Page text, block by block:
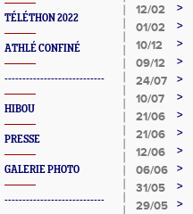
TÉLÉTHON 2022
ATHLÉ CONFINÉ
----------------------------
HIBOU
PRESSE
GALERIE PHOTO
----------------------------
12/02
>
01/02 >
10/12
>
09/12 >
24/07 >
10/07
>
21/06
>
21/06
>
12/06
>
06/06
>
31/05
>
29/05
>